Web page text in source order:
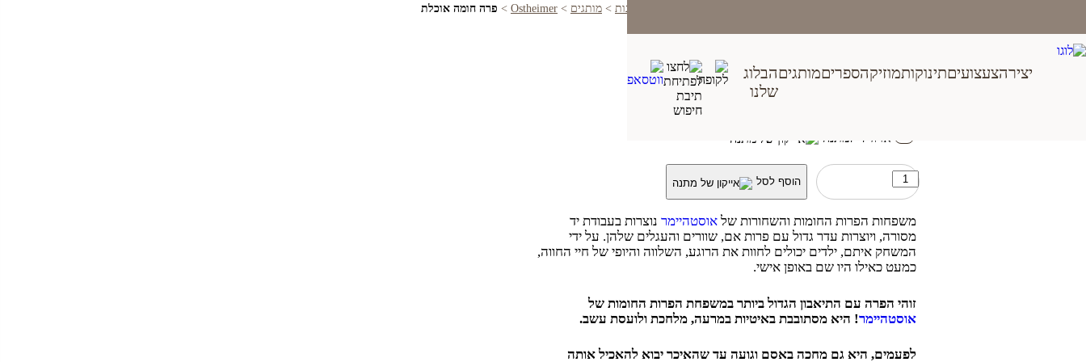
content
יצירהצעצועיםתינוקותמוזיקהספריםמותגיםהבלוג
שלנו
חנות > מותגים >
Ostheimer
> פרה חומה אוכלת
פרה חומה אוכלת
ארוז לי למתנה
כמות
של
חומה
אוכלת
הוסף לסל
משפחות הפרות החומות והשחורות של אוסטהיימר נוצרות בעבודת יד
מסורה, ויוצרות עדר גדול עם פרות אם, שוורים והעגלים שלהן. על ידי
המשחק איתם, ילדים יכולים לחוות את הרוגע, השלווה והיופי של חיי החווה,
כמעט כאילו היו שם באופן אישי.
זוהי הפרה עם התיאבון הגדול ביותר במשפחת הפרות החומות של
אוסטהיימר! היא מסתובבת באיטיות במרעה, מלחכת ולועסת עשב.
לפעמים, היא גם מחכה באסם וגועה עד שהאיכר יבוא להאכיל אותה